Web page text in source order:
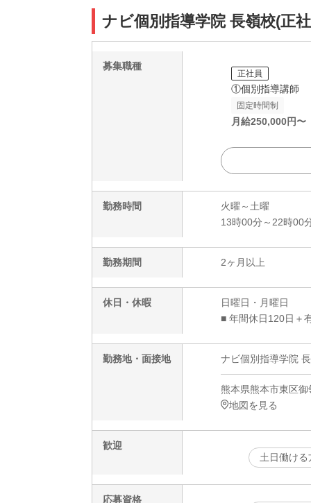
ナビ個別指導学院 長嶺校(正
募集職種
正社員
①個別指導講師
固定時間制
月給250,000円〜
勤務時間
火曜～土曜
13時00分～22時00
勤務期間 2ヶ月以上
休日・休暇
日曜日・月曜日
■ 年間休日120日＋
勤務地・面接地 ナビ個別指導学院
熊本県熊本市東区
地図を見る
歓迎
土日働ける
応募資格